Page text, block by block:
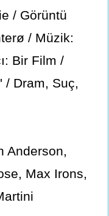
/ Görüntü
/ Müzik:
Bir Film /
/ Dram, Suç,
Anderson,
Max Irons,